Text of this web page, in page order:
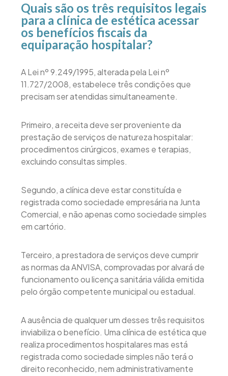
Quais são os três requisitos legais
para a clínica de estética acessar
os benefícios fiscais da
equiparação hospitalar?
A Lei nº 9.249/1995, alterada pela Lei nº
11.727/2008, estabelece três condições que
precisam ser atendidas simultaneamente.
Primeiro, a receita deve ser proveniente da
prestação de serviços de natureza hospitalar:
procedimentos cirúrgicos, exames e terapias,
excluindo consultas simples.
Segundo, a clínica deve estar constituída e
registrada como sociedade empresária na Junta
Comercial, e não apenas como sociedade simples
em cartório.
Terceiro, a prestadora de serviços deve cumprir
as normas da ANVISA, comprovadas por alvará de
funcionamento ou licença sanitária válida emitida
pelo órgão competente municipal ou estadual.
A ausência de qualquer um desses três requisitos
inviabiliza o benefício. Uma clínica de estética que
realiza procedimentos hospitalares mas está
registrada como sociedade simples não terá o
direito reconhecido, nem administrativamente